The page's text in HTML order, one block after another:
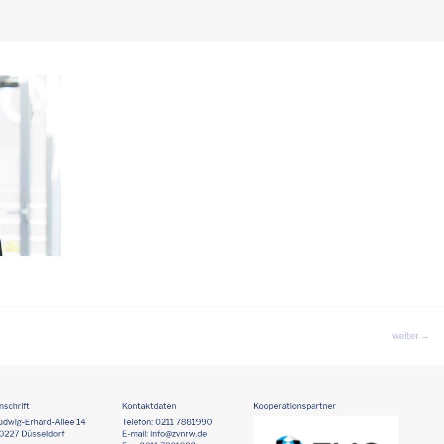
weiter →
Erhard-Allee 14
Düsseldorf
Kontaktdaten
Telefon: 0211 7881990
E-mail: info@zvnrw.de
Kooperationspartner